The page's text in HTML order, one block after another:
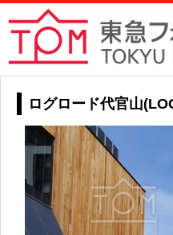
ログロード代官山